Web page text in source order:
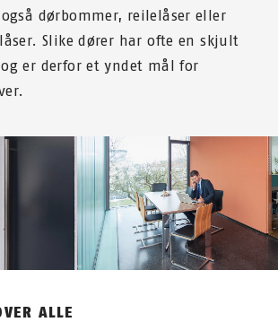
dørbommer, reilelåser eller
Slike dører har ofte en skjult
er derfor et yndet mål for
ALLE